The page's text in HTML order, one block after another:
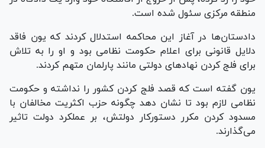
منطقه مرکزی سئول شده است.
دادستان‌ها در آغاز این محاکمه استدلال کردند که یون فاقد
دلایل قانونی برای اعلام حکومت نظامی بود و او را به تلاش
برای فلج کردن نهاد‌های دولتی مانند پارلمان متهم کردند.
یون گفته است که قصد فلج کردن کشور را نداشته و حکومت
نظامی لازم بود تا نشان دهد چگونه حزب اکثریت مخالفان با
مسدود کردن مکرر دستورکار دولتش، بر عملکرد دولت تاثیر
می‌گذارند.